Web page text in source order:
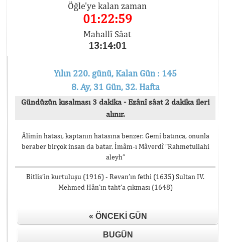
Öğle'ye kalan zaman
01:22:59
Mahallî Sâat
13:14:01
Yılın 220. günü, Kalan Gün : 145
8. Ay, 31 Gün, 32. Hafta
Gündüzün kısalması 3 dakika - Ezânî sâat 2 dakika ileri
alınır.
Âlimin hatası, kaptanın hatasına benzer. Gemi batınca, onunla
beraber birçok insan da batar. İmâm-ı Mâverdî “Rahmetullahi
aleyh”
Bitlis’in kurtuluşu (1916) - Revan’ın fethi (1635) Sultan IV.
Mehmed Hân’ın taht’a çıkması (1648)
« ÖNCEKI GÜN
BUGÜN